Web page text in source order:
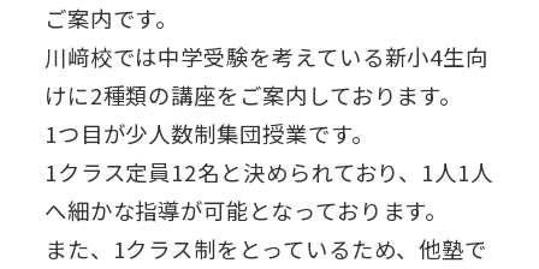
ご案内です。
川﨑校では中学受験を考えている新小4生向
けに2種類の講座をご案内しております。
1つ目が少人数制集団授業です。
1クラス定員12名と決められており、1人1人
へ細かな指導が可能となっております。
また、1クラス制をとっているため、他塾で